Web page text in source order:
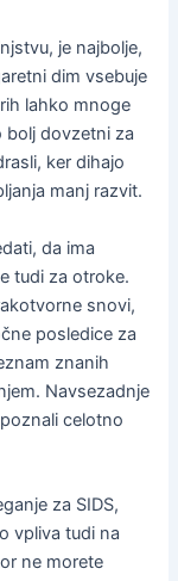
je najbolje,
dim vsebuje
lahko mnoge
bolj dovzetni za
ker dihajo
manj razvit.
da ima
tudi za otroke.
snovi,
posledice za
znanih
Navsezadnje
celotno
za SIDS,
vpliva tudi na
ne morete